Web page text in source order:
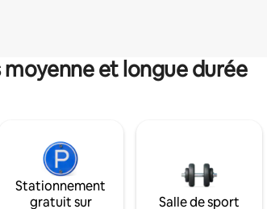
et longue durée
Stationnement
gratuit sur
Salle de sport